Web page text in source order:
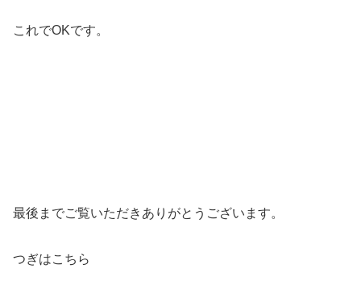
これでOKです。
最後までご覧いただきありがとうございます。
つぎはこちら